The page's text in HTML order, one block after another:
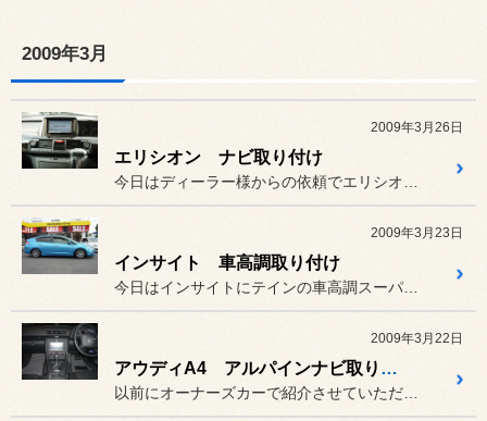
2009年3月
2009年3月26日
エリシオン ナビ取り付け
2009年3月23日
インサイト 車高調取り付け
2009年3月22日
アウディA4 アルパインナビ取り付け